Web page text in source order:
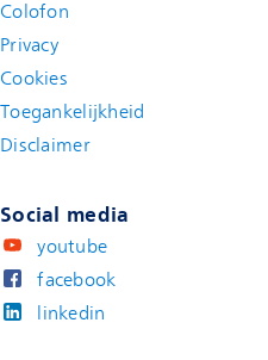
Colofon
Privacy
Cookies
Toegankelijkheid
Disclaimer(new window)
Social media
youtube
facebook
linkedin